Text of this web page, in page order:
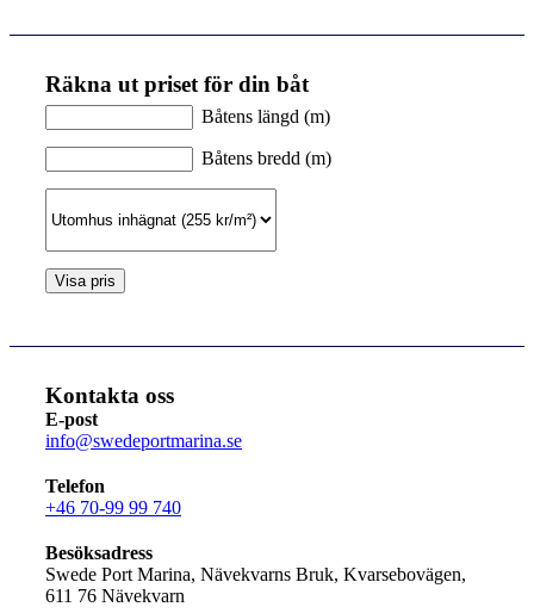
Räkna ut priset för din båt
Båtens längd (m)
Båtens bredd (m)
Kontakta oss
E-post
info@swedeportmarina.se
Telefon
+46 70-99 99 740
Besöksadress
Swede Port Marina, Nävekvarns Bruk, Kvarsebovägen,
611 76 Nävekvarn